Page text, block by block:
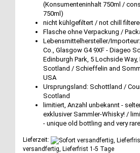
(Konsumenteninhalt 750ml /
750ml)
nicht kühlgefiltert / not chill
Flasche ohne Verpackung /
Lebensmittelhersteller/
Co., Glasgow G4 9XF - Diageo
Edinburgh Park, 5 Lochside Way,
Scotland / Schieffelin and
USA
Ursprungsland: Schottland /
Scotland
limitiert, Anzahl unbekannt -
exklusiver Sammler-Whisky! /
- unique old bottling and very
Lieferzeit:
versandfertig, Lieferfrist 1-5 Tage